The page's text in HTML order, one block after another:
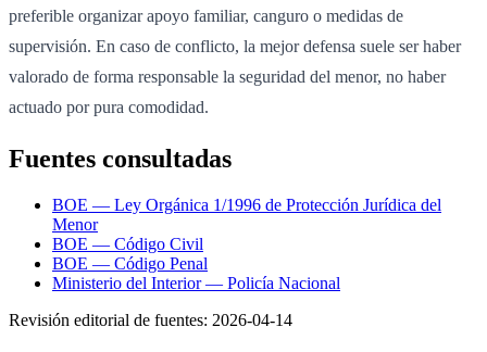
preferible organizar apoyo familiar, canguro o medidas de
supervisión. En caso de conflicto, la mejor defensa suele ser haber
valorado de forma responsable la seguridad del menor, no haber
actuado por pura comodidad.
Fuentes consultadas
BOE — Ley Orgánica 1/1996 de Protección Jurídica del
Menor
BOE — Código Civil
BOE — Código Penal
Ministerio del Interior — Policía Nacional
Revisión editorial de fuentes: 2026-04-14